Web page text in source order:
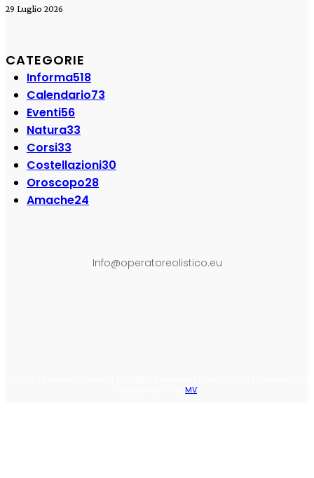
29 Luglio 2026
CATEGORIE
Informa518
Calendario73
Eventi56
Natura33
Corsi33
Costellazioni30
Oroscopo28
Amache24
Info@operatoreolistico.eu
MV